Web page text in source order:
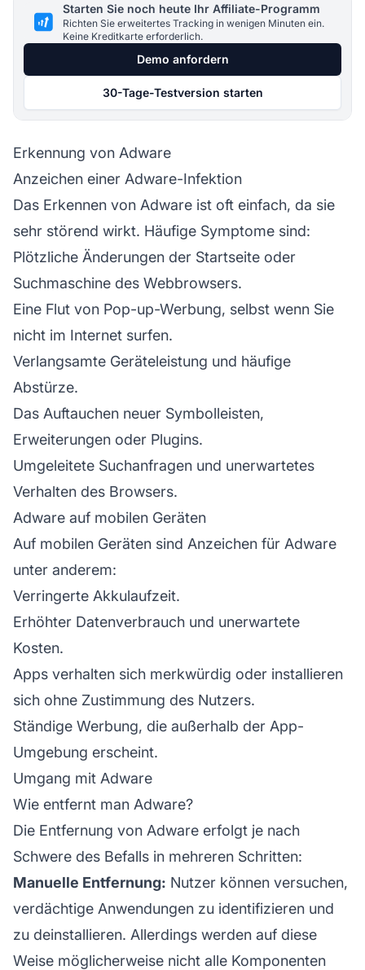
Starten Sie noch heute Ihr Affiliate-Programm
Richten Sie erweitertes Tracking in wenigen Minuten ein.
Keine Kreditkarte erforderlich.
Demo anfordern
30-Tage-Testversion starten
Erkennung von Adware
Anzeichen einer Adware-Infektion
Das Erkennen von Adware ist oft einfach, da sie
sehr störend wirkt. Häufige Symptome sind:
Plötzliche Änderungen der Startseite oder
Suchmaschine des Webbrowsers.
Eine Flut von Pop-up-Werbung, selbst wenn Sie
nicht im Internet surfen.
Verlangsamte Geräteleistung und häufige
Abstürze.
Das Auftauchen neuer Symbolleisten,
Erweiterungen oder Plugins.
Umgeleitete Suchanfragen und unerwartetes
Verhalten des Browsers.
Adware auf mobilen Geräten
Auf mobilen Geräten sind Anzeichen für Adware
unter anderem:
Verringerte Akkulaufzeit.
Erhöhter Datenverbrauch und unerwartete
Kosten.
Apps verhalten sich merkwürdig oder installieren
sich ohne Zustimmung des Nutzers.
Ständige Werbung, die außerhalb der App-
Umgebung erscheint.
Umgang mit Adware
Wie entfernt man Adware?
Die Entfernung von Adware erfolgt je nach
Schwere des Befalls in mehreren Schritten:
Manuelle Entfernung: Nutzer können versuchen,
verdächtige Anwendungen zu identifizieren und
zu deinstallieren. Allerdings werden auf diese
Weise möglicherweise nicht alle Komponenten